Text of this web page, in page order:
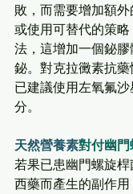
敗，而需要增加額
或使用可替代的策
法，這增加一個鉍
鉍。對克拉黴素抗藥
已建議使用左氧氟
分。
天然營養素對付幽
若果已患幽門螺旋
西藥而產生的副作